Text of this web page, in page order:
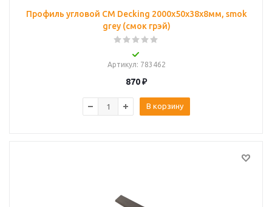
Профиль угловой CM Decking 2000х50х38х8мм, smok
grey (смок грэй)
Артикул: 783462
870₽
В корзину